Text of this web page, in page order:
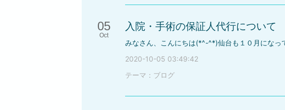
05
Oct
入院・手術の保証人代行について
2020-10-05 03:49:42
テーマ： ブログ